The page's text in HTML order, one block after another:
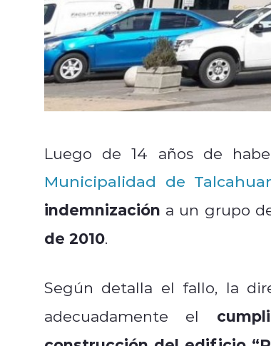
Luego de 14 años de
Municipalidad de
indemnización a un grupo
de 2010.
Según detalla el fallo, la
adecuadamente el